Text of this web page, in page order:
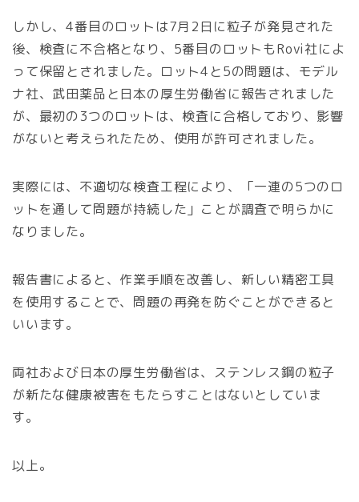
しかし、4番目のロットは7月2日に粒子が発見された
後、検査に不合格となり、5番目のロットもRovi社によ
って保留とされました。ロット4と5の問題は、モデル
ナ社、武田薬品と日本の厚生労働省に報告されました
が、最初の3つのロットは、検査に合格しており、影響
がないと考えられたため、使用が許可されました。
実際には、不適切な検査工程により、「一連の5つのロ
ットを通して問題が持続した」ことが調査で明らかに
なりました。
報告書によると、作業手順を改善し、新しい精密工具
を使用することで、問題の再発を防ぐことができると
いいます。
両社および日本の厚生労働省は、ステンレス鋼の粒子
が新たな健康被害をもたらすことはないとしていま
す。
以上。